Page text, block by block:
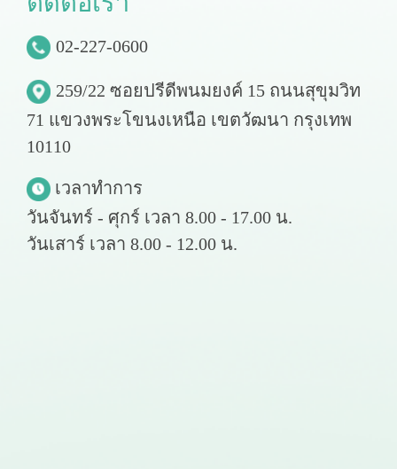
02-227-0600
259/22 ซอยปรีดีพนมยงค์ 15 ถนนสุขุมวิท
71 แขวงพระโขนงเหนือ เขตวัฒนา กรุงเทพ
10110
เวลาทำการ
วันจันทร์ - ศุกร์ เวลา 8.00 - 17.00 น.
วันเสาร์ เวลา 8.00 - 12.00 น.